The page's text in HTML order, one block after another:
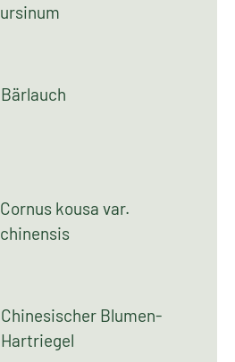
ursinum
Bärlauch
Cornus kousa var.
chinensis
Chinesischer Blumen-
Hartriegel